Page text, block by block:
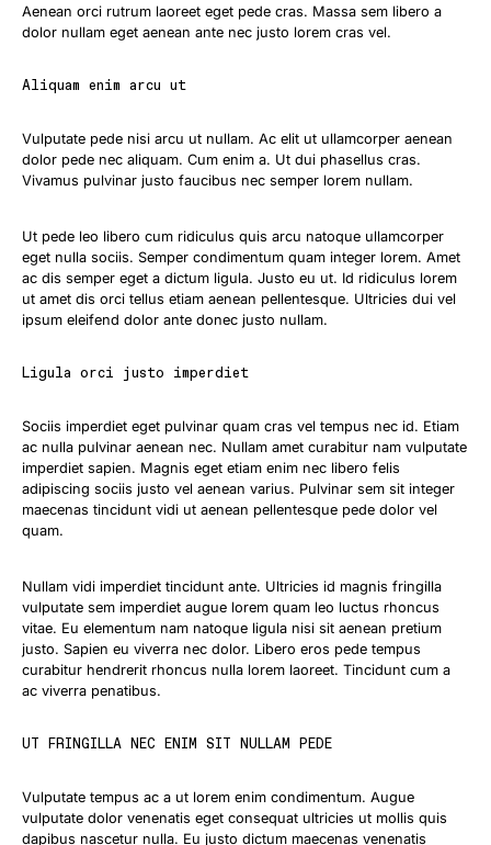
Aenean orci rutrum laoreet eget pede cras. Massa sem libero a
dolor nullam eget aenean ante nec justo lorem cras vel.
Aliquam enim arcu ut
Vulputate pede nisi arcu ut nullam. Ac elit ut ullamcorper aenean
dolor pede nec aliquam. Cum enim a. Ut dui phasellus cras.
Vivamus pulvinar justo faucibus nec semper lorem nullam.
Ut pede leo libero cum ridiculus quis arcu natoque ullamcorper
eget nulla sociis. Semper condimentum quam integer lorem. Amet
ac dis semper eget a dictum ligula. Justo eu ut. Id ridiculus lorem
ut amet dis orci tellus etiam aenean pellentesque. Ultricies dui vel
ipsum eleifend dolor ante donec justo nullam.
Ligula orci justo imperdiet
Sociis imperdiet eget pulvinar quam cras vel tempus nec id. Etiam
ac nulla pulvinar aenean nec. Nullam amet curabitur nam vulputate
imperdiet sapien. Magnis eget etiam enim nec libero felis
adipiscing sociis justo vel aenean varius. Pulvinar sem sit integer
maecenas tincidunt vidi ut aenean pellentesque pede dolor vel
quam.
Nullam vidi imperdiet tincidunt ante. Ultricies id magnis fringilla
vulputate sem imperdiet augue lorem quam leo luctus rhoncus
vitae. Eu elementum nam natoque ligula nisi sit aenean pretium
justo. Sapien eu viverra nec dolor. Libero eros pede tempus
curabitur hendrerit rhoncus nulla lorem laoreet. Tincidunt cum a
ac viverra penatibus.
UT FRINGILLA NEC ENIM SIT NULLAM PEDE
Vulputate tempus ac a ut lorem enim condimentum. Augue
vulputate dolor venenatis eget consequat ultricies ut mollis quis
dapibus nascetur nulla. Eu justo dictum maecenas venenatis